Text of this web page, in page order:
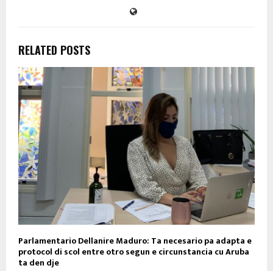
RELATED POSTS
Parlamentario Dellanire Maduro: Ta necesario pa adapta e
protocol di scol entre otro segun e circunstancia cu Aruba
ta den dje